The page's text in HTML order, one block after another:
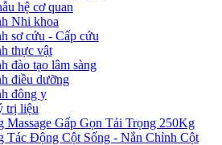
hệ cơ quan
Nhi khoa
sơ cứu - Cấp cứu
thực vật
đào tạo lâm sàng
điều dưỡng
đông y
trị liệu
Massage Gấp Gọn Tải Trọng 250Kg
Tác Động Cột Sống - Nắn Chỉnh Cột